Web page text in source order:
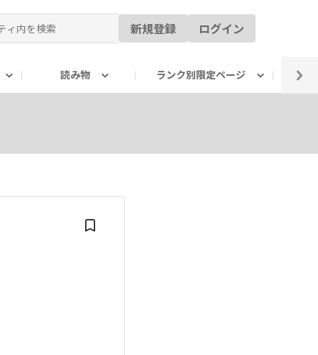
新規登録 ログイン
読み物 ランク別限定ページ